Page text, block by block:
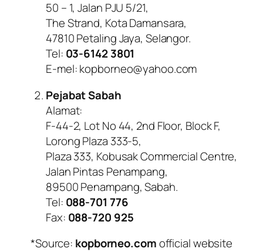
50 – 1, Jalan PJU 5/21,
The Strand, Kota Damansara,
47810 Petaling Jaya, Selangor.
Tel: 03-6142 3801
E-mel: kopborneo@yahoo.com
Pejabat Sabah
Alamat:
F-44-2, Lot No 44, 2nd Floor, Block F,
Lorong Plaza 333-5,
Plaza 333, Kobusak Commercial Centre,
Jalan Pintas Penampang,
89500 Penampang, Sabah.
Tel: 088-701 776
Fax: 088-720 925
*Source: kopborneo.comofficial website